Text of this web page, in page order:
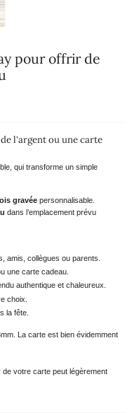
pour offrir de
l'argent ou une carte
qui transforme un simple
gravée personnalisable.
dans l’emplacement prévu
amis, collègues ou parents.
une carte cadeau.
authentique et chaleureux.
choix.
la fête.
La carte est bien évidemment
votre carte peut légèrement